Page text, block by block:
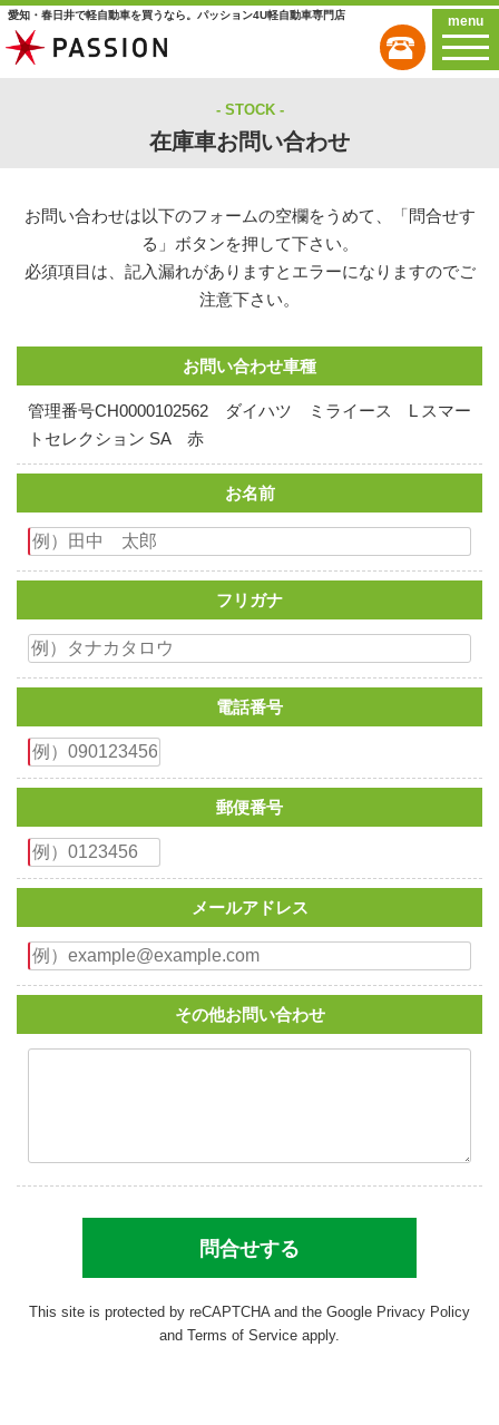
愛知・春日井で軽自動車を買うなら。パッション4U軽自動車専門店 menu
STOCK
在庫車お問い合わせ
お問い合わせは以下のフォームの空欄をうめて、「問合せす
る」ボタンを押して下さい。
必須項目は、記入漏れがありますとエラーになりますのでご
注意下さい。
お問い合わせ車種
管理番号CH0000102562 ダイハツ ミライース L スマー
トセレクション SA 赤
お名前
フリガナ
電話番号
郵便番号
メールアドレス
その他お問い合わせ
This site is protected by reCAPTCHA and the Google Privacy Policy
and Terms of Service apply.